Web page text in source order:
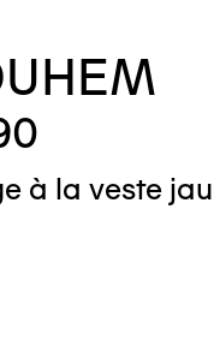
à la veste